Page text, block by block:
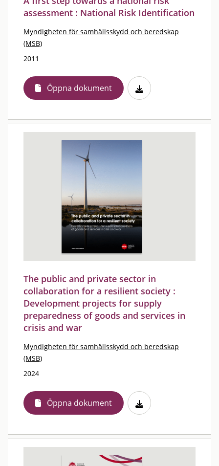
assessment : National Risk Identification
Myndigheten för samhällsskydd och beredskap
(MSB)
2011
Öppna dokument
The public and private sector in
collaboration for a resilient society :
Development projects for supply
preparedness of goods and services in
crisis and war
Myndigheten för samhällsskydd och beredskap
(MSB)
2024
Öppna dokument